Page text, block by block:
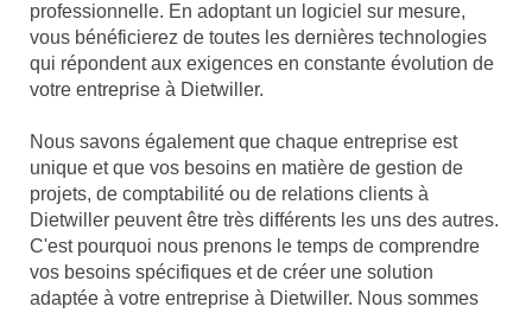
professionnelle. En adoptant un logiciel sur mesure,
vous bénéficierez de toutes les dernières technologies
qui répondent aux exigences en constante évolution de
votre entreprise à Dietwiller.
Nous savons également que chaque entreprise est
unique et que vos besoins en matière de gestion de
projets, de comptabilité ou de relations clients à
Dietwiller peuvent être très différents les uns des autres.
C'est pourquoi nous prenons le temps de comprendre
vos besoins spécifiques et de créer une solution
adaptée à votre entreprise à Dietwiller. Nous sommes